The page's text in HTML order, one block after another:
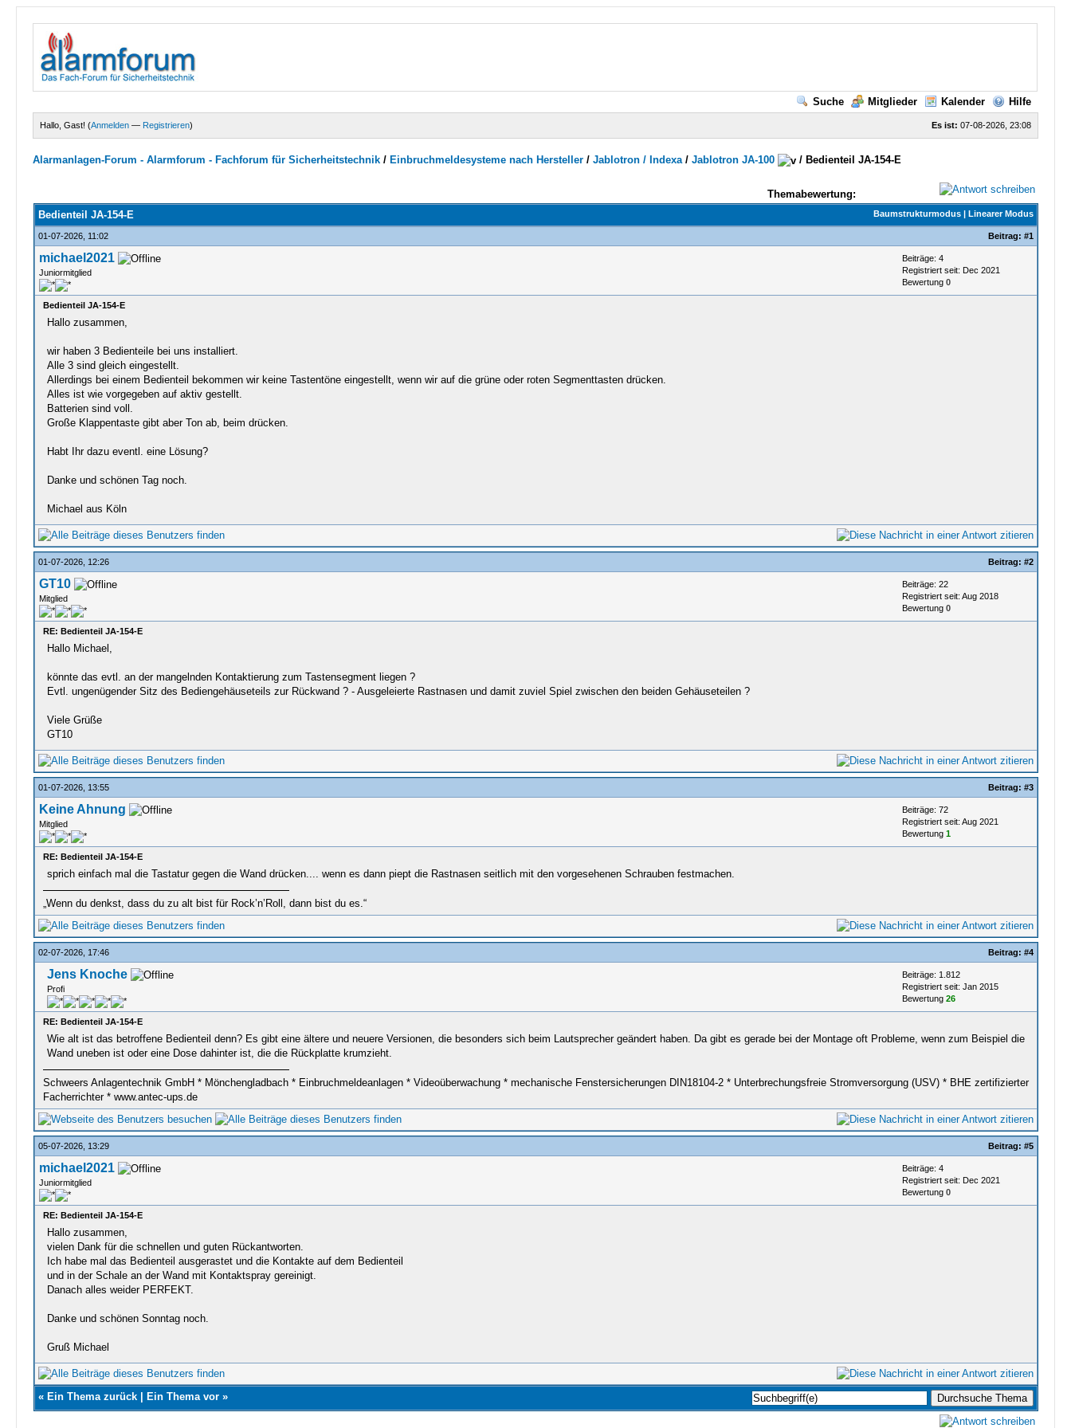
Suche Mitglieder Kalender Hilfe
Es ist: 07-08-2026, 23:08
Hallo, Gast! (Anmelden — Registrieren)
Alarmanlagen-Forum - Alarmforum - Fachforum für Sicherheitstechnik / Einbruchmeldesysteme nach Hersteller/Jablotron / Indexa/Jablotron JA-100 / Bedienteil JA-154-E
Themabewertung:
Baumstrukturmodus| Linearer Modus
Bedienteil JA-154-E
01-07-2026, 11:02 Beitrag: #1
michael2021
Juniormitglied
Beiträge: 4
Registriert seit: Dec 2021
Bewertung 0
Bedienteil JA-154-E
Hallo zusammen,
wir haben 3 Bedienteile bei uns installiert.
Alle 3 sind gleich eingestellt.
Allerdings bei einem Bedienteil bekommen wir keine Tastentöne eingestellt, wenn wir auf die grüne oder roten Segmenttasten drücken.
Alles ist wie vorgegeben auf aktiv gestellt.
Batterien sind voll.
Große Klappentaste gibt aber Ton ab, beim drücken.
Habt Ihr dazu eventl. eine Lösung?
Danke und schönen Tag noch.
Michael aus Köln
01-07-2026, 12:26 Beitrag: #2
GT10
Mitglied
Beiträge: 22
Registriert seit: Aug 2018
Bewertung 0
RE: Bedienteil JA-154-E
Hallo Michael,
könnte das evtl. an der mangelnden Kontaktierung zum Tastensegment liegen ?
Evtl. ungenügender Sitz des Bediengehäuseteils zur Rückwand ? - Ausgeleierte Rastnasen und damit zuviel Spiel zwischen den beiden Gehäuseteilen ?
Viele Grüße
GT10
01-07-2026, 13:55 Beitrag: #3
Keine Ahnung
Mitglied
Beiträge: 72
Registriert seit: Aug 2021
Bewertung 1
RE: Bedienteil JA-154-E
sprich einfach mal die Tastatur gegen die Wand drücken.... wenn es dann piept die Rastnasen seitlich mit den vorgesehenen Schrauben festmachen.
„Wenn du denkst, dass du zu alt bist für Rock’n’Roll, dann bist du es.“
02-07-2026, 17:46 Beitrag: #4
Jens Knoche
Profi
Beiträge: 1.812
Registriert seit: Jan 2015
Bewertung 26
RE: Bedienteil JA-154-E
Wie alt ist das betroffene Bedienteil denn? Es gibt eine ältere und neuere Versionen, die besonders sich beim Lautsprecher geändert haben. Da gibt es gerade bei der Montage oft Probleme, wenn zum Beispiel die
Wand uneben ist oder eine Dose dahinter ist, die die Rückplatte krumzieht.
Schweers Anlagentechnik GmbH * Mönchengladbach * Einbruchmeldeanlagen * Videoüberwachung * mechanische Fenstersicherungen DIN18104-2 * Unterbrechungsfreie Stromversorgung (USV) * BHE zertifizierter
Facherrichter * www.antec-ups.de
05-07-2026, 13:29 Beitrag: #5
michael2021
Juniormitglied
Beiträge: 4
Registriert seit: Dec 2021
Bewertung 0
RE: Bedienteil JA-154-E
Hallo zusammen,
vielen Dank für die schnellen und guten Rückantworten.
Ich habe mal das Bedienteil ausgerastet und die Kontakte auf dem Bedienteil
und in der Schale an der Wand mit Kontaktspray gereinigt.
Danach alles weider PERFEKT.
Danke und schönen Sonntag noch.
Gruß Michael
« Ein Thema zurück| Ein Thema vor»